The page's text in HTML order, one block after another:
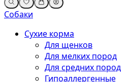
Собаки
Сухие корма
Для щенков
Для мелких пород
Для средних пород
Гипоаллергенные